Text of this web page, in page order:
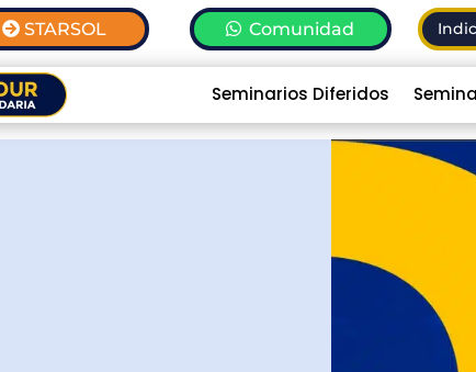
STARSOL Comunidad
Seminarios Diferidos